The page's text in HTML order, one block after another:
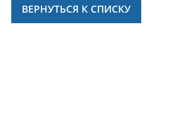
ВЕРНУТЬСЯ К СПИСКУ